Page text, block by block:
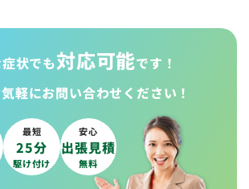
状でも対応可能です！
軽にお問い合わせください！
最短
25分
駆け付け
安心
出張見積
無料